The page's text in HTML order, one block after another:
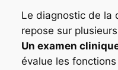
Le diagnostic de la
repose sur
Un examen
évalue les